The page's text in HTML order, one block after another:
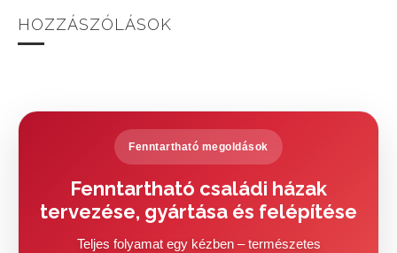
HOZZÁSZÓLÁSOK
Fenntartható megoldások
Fenntartható családi házak
tervezése, gyártása és felépítése
Teljes folyamat egy kézben – természetes